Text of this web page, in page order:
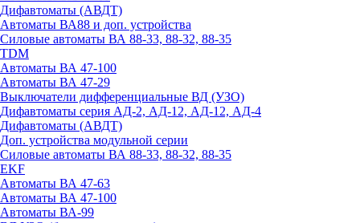
Дифавтоматы (АВДТ)
Автоматы ВА88 и доп. устройства
Силовые автоматы ВА 88-33, 88-32, 88-35
TDM
Автоматы ВА 47-100
Автоматы ВА 47-29
Выключатели дифференциальные ВД (УЗО)
Дифавтоматы серия АД-2, АД-12, АД-12, АД-4
Дифавтоматы (АВДТ)
Доп. устройства модульной серии
Силовые автоматы ВА 88-33, 88-32, 88-35
EKF
Автоматы ВА 47-63
Автоматы ВА 47-100
Автоматы ВА-99